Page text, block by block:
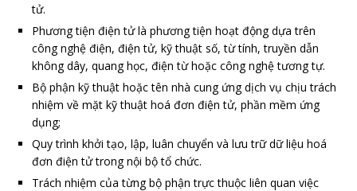
tử.
Phương tiện điện tử là phương tiện hoạt động dựa trên
công nghệ điện, điện tử, kỹ thuật số, từ tính, truyền dẫn
không dây, quang học, điện từ hoặc công nghệ tương tự.
Bộ phận kỹ thuật hoặc tên nhà cung ứng dịch vụ chịu trách
nhiệm về mặt kỹ thuật hoá đơn điện tử, phần mềm ứng
dụng;
Quy trình khởi tạo, lập, luân chuyển và lưu trữ dữ liệu hoá
đơn điện tử trong nội bộ tổ chức.
Trách nhiệm của từng bộ phận trực thuộc liên quan việc